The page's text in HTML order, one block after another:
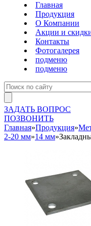
Главная
Продукция
О Компании
Акции и
Контакты
Фотогалерея
подменю
подменю
ЗАДАТЬ ВОПРОС
ПОЗВОНИТЬ
Главная»Продукция»
2-20 мм»14 мм»